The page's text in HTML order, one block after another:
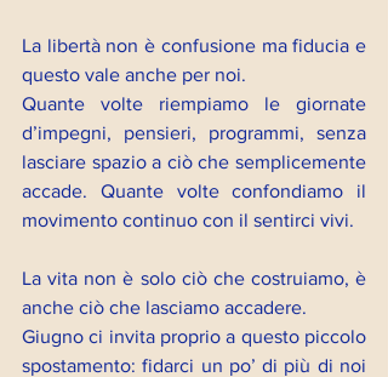
La libertà non è confusione ma fiducia e
questo vale anche per noi.
Quante volte riempiamo le giornate
d’impegni, pensieri, programmi, senza
lasciare spazio a ciò che semplicemente
accade. Quante volte confondiamo il
movimento continuo con il sentirci vivi.
La vita non è solo ciò che costruiamo, è
anche ciò che lasciamo accadere.
Giugno ci invita proprio a questo piccolo
spostamento: fidarci un po’ di più di noi